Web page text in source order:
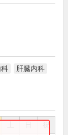
肝臓内科